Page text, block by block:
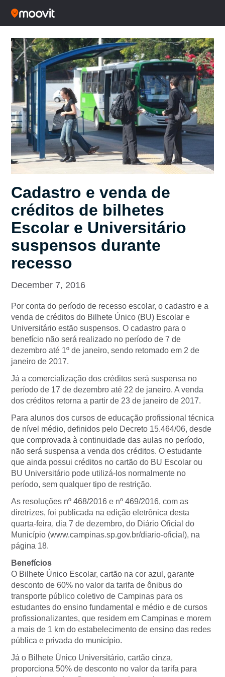
Cadastro e venda de
créditos de bilhetes
Escolar e Universitário
suspensos durante
recesso
December 7, 2016
Por conta do período de recesso escolar, o cadastro e a
venda de créditos do Bilhete Único (BU) Escolar e
Universitário estão suspensos. O cadastro para o
benefício não será realizado no período de 7 de
dezembro até 1º de janeiro, sendo retomado em 2 de
janeiro de 2017.
Já a comercialização dos créditos será suspensa no
período de 17 de dezembro até 22 de janeiro. A venda
dos créditos retorna a partir de 23 de janeiro de 2017.
Para alunos dos cursos de educação profissional técnica
de nível médio, definidos pelo Decreto 15.464/06, desde
que comprovada à continuidade das aulas no período,
não será suspensa a venda dos créditos. O estudante
que ainda possui créditos no cartão do BU Escolar ou
BU Universitário pode utilizá-los normalmente no
período, sem qualquer tipo de restrição.
As resoluções nº 468/2016 e nº 469/2016, com as
diretrizes, foi publicada na edição eletrônica desta
quarta-feira, dia 7 de dezembro, do Diário Oficial do
Município (www.campinas.sp.gov.br/diario-oficial), na
página 18.
Benefícios
O Bilhete Único Escolar, cartão na cor azul, garante
desconto de 60% no valor da tarifa de ônibus do
transporte público coletivo de Campinas para os
estudantes do ensino fundamental e médio e de cursos
profissionalizantes, que residem em Campinas e morem
a mais de 1 km do estabelecimento de ensino das redes
pública e privada do município.
Já o Bilhete Único Universitário, cartão cinza,
proporciona 50% de desconto no valor da tarifa para